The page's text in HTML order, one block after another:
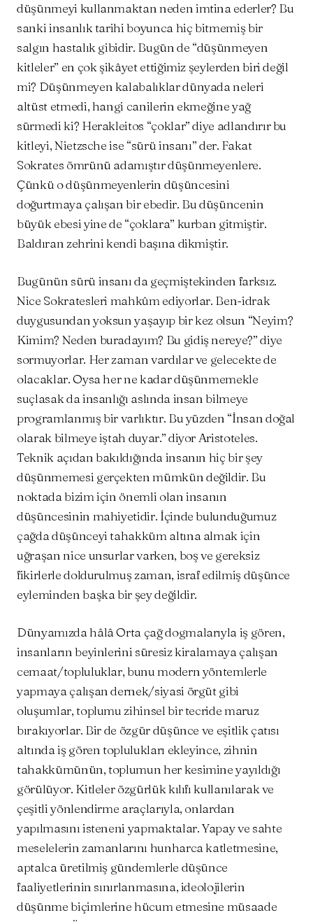
düşünmeyi kullanmaktan neden imtina ederler? Bu
sanki insanlık tarihi boyunca hiç bitmemiş bir
salgın hastalık gibidir. Bugün de “düşünmeyen
kitleler” en çok şikâyet ettiğimiz şeylerden biri değil
mi? Düşünmeyen kalabalıklar dünyada neleri
altüst etmedi, hangi canilerin ekmeğine yağ
sürmedi ki? Herakleitos “çoklar” diye adlandırır bu
kitleyi, Nietzsche ise “sürü insanı” der. Fakat
Sokrates ömrünü adamıştır düşünmeyenlere.
Çünkü o düşünmeyenlerin düşüncesini
doğurtmaya çalışan bir ebedir. Bu düşüncenin
büyük ebesi yine de “çoklara” kurban gitmiştir.
Baldıran zehrini kendi başına dikmiştir.
Bugünün sürü insanı da geçmiştekinden farksız.
Nice Sokratesleri mahkûm ediyorlar. Ben-idrak
duygusundan yoksun yaşayıp bir kez olsun “Neyim?
Kimim? Neden buradayım? Bu gidiş nereye?” diye
sormuyorlar. Her zaman vardılar ve gelecekte de
olacaklar. Oysa her ne kadar düşünmemekle
suçlasak da insanlığı aslında insan bilmeye
programlanmış bir varlıktır. Bu yüzden “İnsan doğal
olarak bilmeye iştah duyar.” diyor Aristoteles.
Teknik açıdan bakıldığında insanın hiç bir şey
düşünmemesi gerçekten mümkün değildir. Bu
noktada bizim için önemli olan insanın
düşüncesinin mahiyetidir. İçinde bulunduğumuz
çağda düşünceyi tahakküm altına almak için
uğraşan nice unsurlar varken, boş ve gereksiz
fikirlerle doldurulmuş zaman, israf edilmiş düşünce
eyleminden başka bir şey değildir.
Dünyamızda hâlâ Orta çağ dogmalarıyla iş gören,
insanların beyinlerini süresiz kiralamaya çalışan
cemaat/topluluklar, bunu modern yöntemlerle
yapmaya çalışan dernek/siyasi örgüt gibi
oluşumlar, toplumu zihinsel bir tecride maruz
bırakıyorlar. Bir de özgür düşünce ve eşitlik çatısı
altında iş gören toplulukları ekleyince, zihnin
tahakkümünün, toplumun her kesimine yayıldığı
görülüyor. Kitleler özgürlük kılıfı kullanılarak ve
çeşitli yönlendirme araçlarıyla, onlardan
yapılmasını isteneni yapmaktalar. Yapay ve sahte
meselelerin zamanlarını hunharca katletmesine,
aptalca üretilmiş gündemlerle düşünce
faaliyetlerinin sınırlanmasına, ideolojilerin
düşünme biçimlerine hücum etmesine müsaade